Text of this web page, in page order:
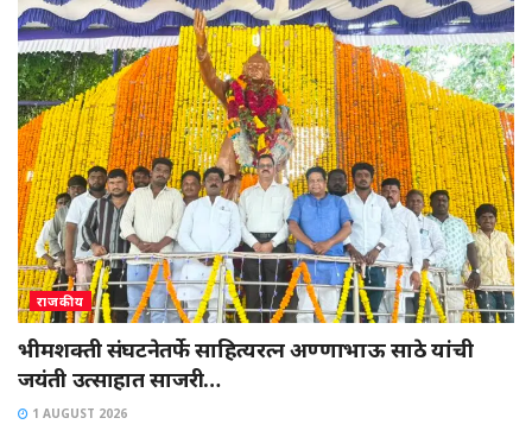
राजकीय
भीमशक्ती संघटनेतर्फे साहित्यरत्न अण्णाभाऊ साठे यांची
जयंती उत्साहात साजरी…
1 AUGUST 2026